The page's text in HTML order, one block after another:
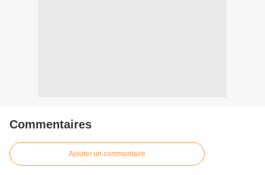
Commentaires
Ajouter un commentaire